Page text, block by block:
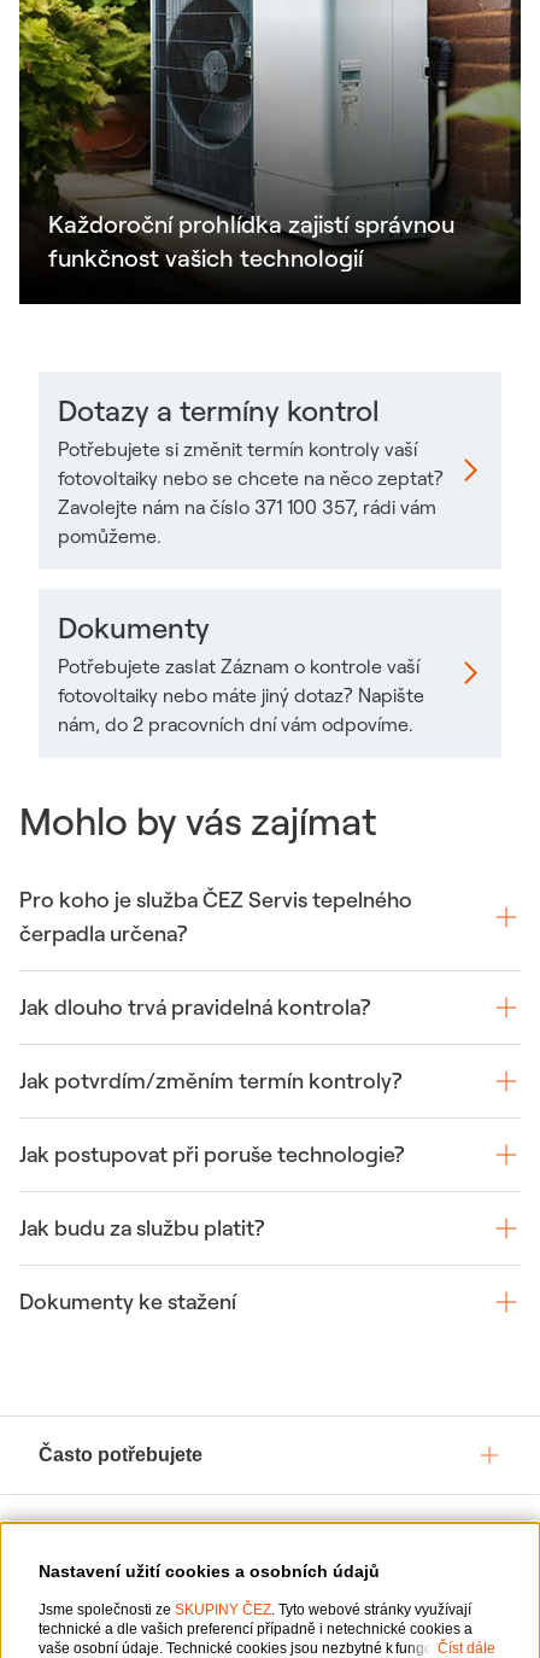
Nastavení užití cookies a osobních údajů
Jsme společnosti ze SKUPINY ČEZ. Tyto webové stránky využívají
technické a dle vašich preferencí případně i netechnické cookies a
vaše osobní údaje. Technické cookies jsou nezbytné k fungováníČíst dále
Každoroční prohlídka zajistí správnou
funkčnost vašich technologií
Dotazy a termíny kontrol
Potřebujete si změnit termín kontroly vaší
fotovoltaiky nebo se chcete na něco zeptat?
Zavolejte nám na číslo 371 100 357, rádi vám
pomůžeme.
Dokumenty
Potřebujete zaslat Záznam o kontrole vaší
fotovoltaiky nebo máte jiný dotaz? Napište
nám, do 2 pracovních dní vám odpovíme.
Mohlo by vás zajímat
Pro koho je služba ČEZ Servis tepelného
čerpadla určena?
Jak dlouho trvá pravidelná kontrola?
Jak potvrdím/změním termín kontroly?
Jak postupovat při poruše technologie?
Jak budu za službu platit?
Dokumenty ke stažení
Často potřebujete
O ČEZ, a. s.